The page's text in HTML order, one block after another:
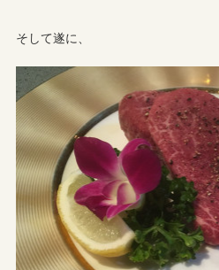
そして遂に、